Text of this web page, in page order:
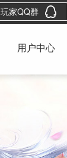
玩家QQ群
用户中心